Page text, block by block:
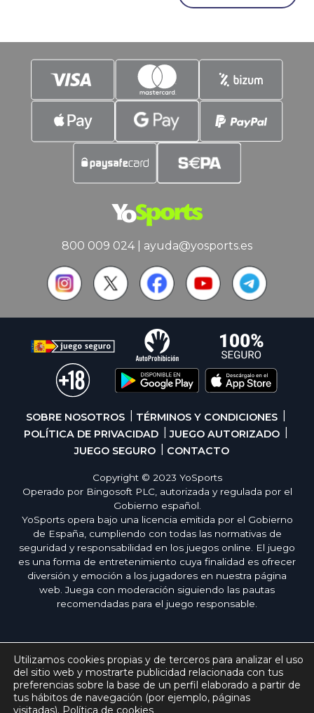
800 009 024| ayuda@yosports.es
SOBRE NOSOTROS
TÉRMINOS Y CONDICIONES
POLÍTICA DE PRIVACIDAD
JUEGO AUTORIZADO
JUEGO SEGURO
CONTACTO
Copyright © 2023 YoSports
Operado por Bingosoft PLC, autorizada y regulada por el
Gobierno español.
YoSports opera bajo una licencia emitida por el Gobierno
de España, cumpliendo con todas las normativas de
seguridad y responsabilidad en los juegos online. El juego
es una forma de entretenimiento cuya finalidad es ofrecer
diversión y emoción a los jugadores en nuestra página
web. Juega con moderación siguiendo las pautas
recomendadas para el juego responsable.
Utilizamos cookies propias y de terceros para analizar el uso
del sitio web y mostrarte publicidad relacionada con tus
preferencias sobre la base de un perfil elaborado a partir de
tus hábitos de navegación (por ejemplo, páginas
visitadas). Política de cookies